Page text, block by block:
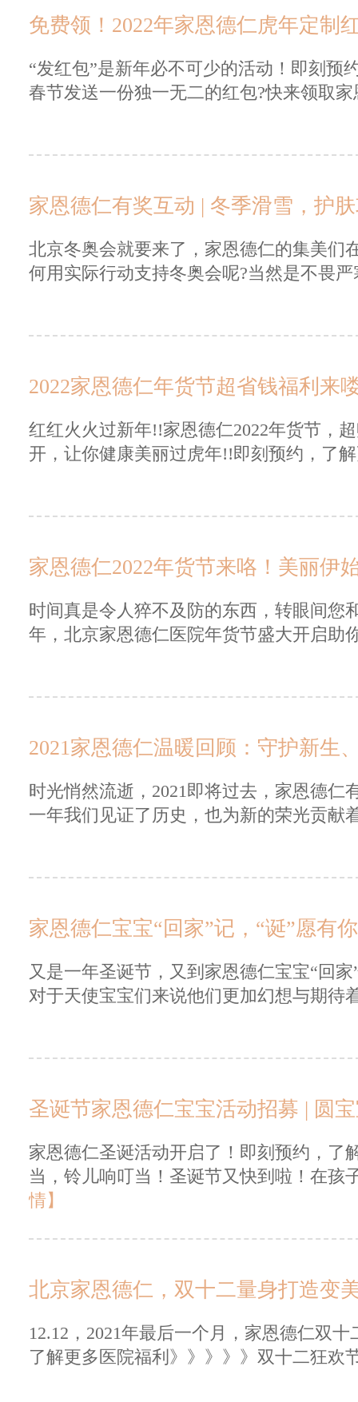
免费领！2022年家恩德仁虎年定制
“发红包”是新年必不可少的活动！即刻预
春节发送一份独一无二的红包?快来领取
家恩德仁有奖互动 | 冬季滑雪，护
北京冬奥会就要来了，家恩德仁的集美们
何用实际行动支持冬奥会呢?当然是不畏
2022家恩德仁年货节超省钱福利来
红红火火过新年!!家恩德仁2022年货节，
开，让你健康美丽过虎年!!即刻预约，了
家恩德仁2022年货节来咯！美丽伊
时间真是令人猝不及防的东西，转眼间您
年，北京家恩德仁医院年货节盛大开启助
2021家恩德仁温暖回顾：守护新生
时光悄然流逝，2021即将过去，家恩德
一年我们见证了历史，也为新的荣光贡献
家恩德仁宝宝“回家”记，“诞”愿有
又是一年圣诞节，又到家恩德仁宝宝“回
对于天使宝宝们来说他们更加幻想与期待
圣诞节家恩德仁宝宝活动招募 | 圆
家恩德仁圣诞活动开启了！即刻预约，了
当，铃儿响叮当！圣诞节又快到啦！在孩
情】
北京家恩德仁，双十二量身打造变
12.12，2021年最后一个月，家恩德仁双
了解更多医院福利》》》》》双十二狂欢